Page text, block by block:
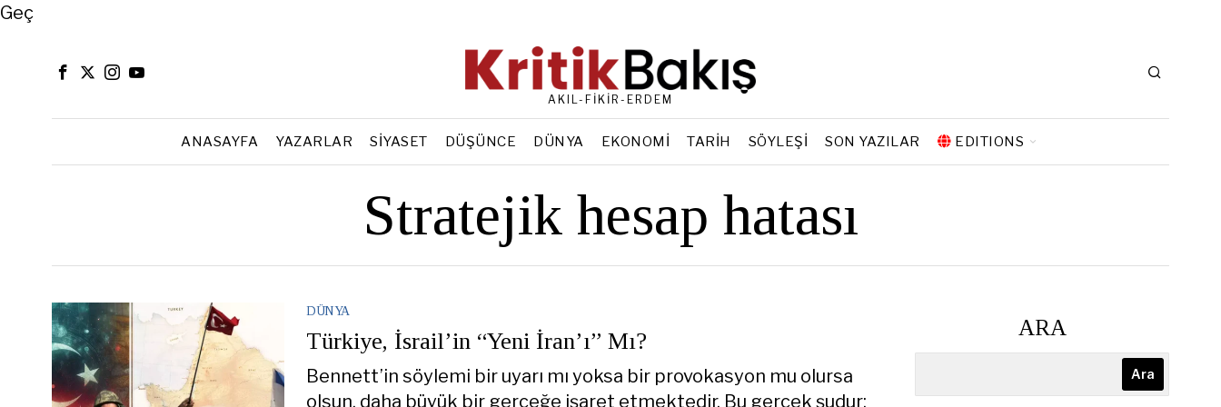
Close
Geç
AKIL-FİKİR-ERDEM
ANASAYFA YAZARLAR SIYASET DÜŞÜNCE DÜNYA EKONOMI TARIH SÖYLEŞI SON YAZILAR EDITIONS
Stratejik hesap hatası
DÜNYA
Türkiye, İsrail’in “Yeni İran’ı” Mı?
Bennett’in söylemi bir uyarı mı yoksa bir provokasyon mu olursa
olsun, daha büyük bir gerçeğe işaret etmektedir. Bu gerçek şudur:
ARA
Ara